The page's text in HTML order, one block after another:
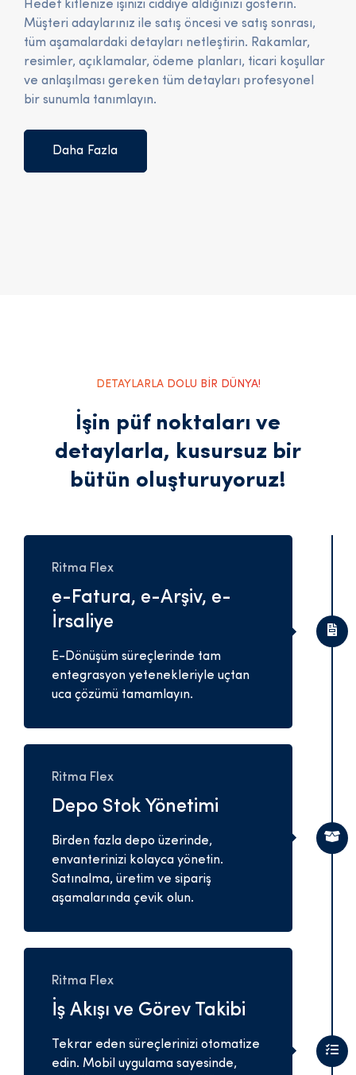
Hedef kitlenize işinizi ciddiye aldığınızı gösterin.
Müşteri adaylarınız ile satış öncesi ve satış sonrası,
tüm aşamalardaki detayları netleştirin. Rakamlar,
resimler, açıklamalar, ödeme planları, ticari koşullar
ve anlaşılması gereken tüm detayları profesyonel
bir sunumla tanımlayın.
Daha Fazla
DETAYLARLA DOLU BİR DÜNYA!
İşin püf noktaları ve
detaylarla, kusursuz bir
bütün oluşturuyoruz!
Ritma Flex
e-Fatura, e-Arşiv, e-
İrsaliye
E-Dönüşüm süreçlerinde tam
entegrasyon yetenekleriyle uçtan
uca çözümü tamamlayın.
Ritma Flex
Depo Stok Yönetimi
Birden fazla depo üzerinde,
envanterinizi kolayca yönetin.
Satınalma, üretim ve sipariş
aşamalarında çevik olun.
Ritma Flex
İş Akışı ve Görev Takibi
Tekrar eden süreçlerinizi otomatize
edin. Mobil uygulama sayesinde,